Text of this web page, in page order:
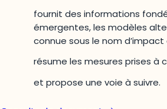
fournit des informations
émergentes, les modèles
connue sous le nom
résume les mesures prises à
et propose une voie à suivre.